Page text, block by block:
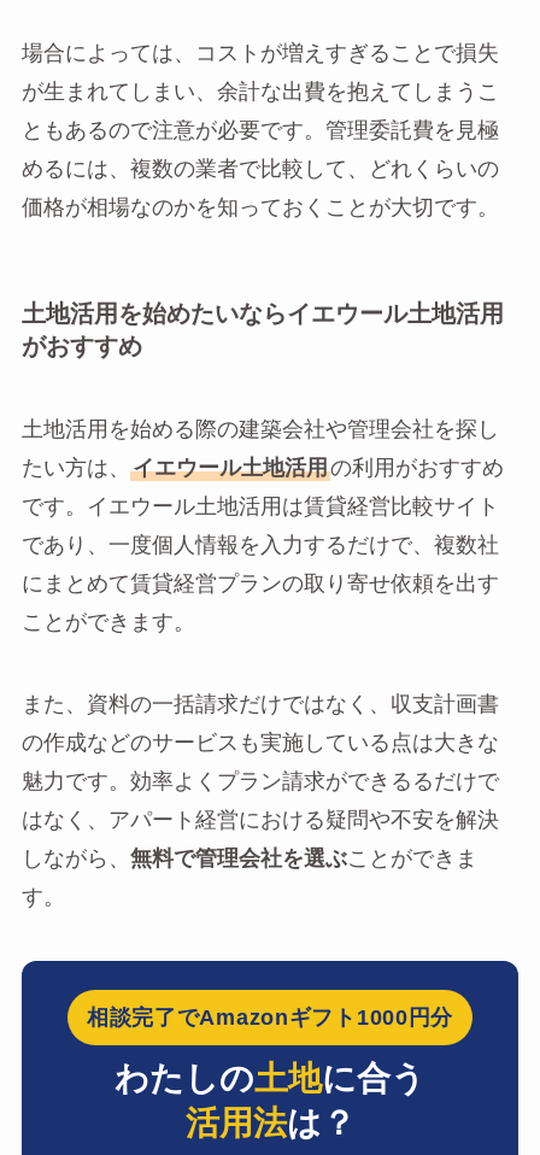
場合によっては、コストが増えすぎることで損失
が生まれてしまい、余計な出費を抱えてしまうこ
ともあるので注意が必要です。管理委託費を見極
めるには、複数の業者で比較して、どれくらいの
価格が相場なのかを知っておくことが大切です。
土地活用を始めたいならイエウール土地活用
がおすすめ
土地活用を始める際の建築会社や管理会社を探し
たい方は、
イエウール土地活用の利用がおすすめ
です。イエウール土地活用は賃貸経営比較サイト
であり、一度個人情報を入力するだけで、複数社
にまとめて賃貸経営プランの取り寄せ依頼を出す
ことができます。
また、資料の一括請求だけではなく、収支計画書
の作成などのサービスも実施している点は大きな
魅力です。効率よくプラン請求ができるるだけで
はなく、アパート経営における疑問や不安を解決
しながら、 無料で管理会社を選ぶことができま
す。
相談完了でAmazonギフト1000円分
わたしの土地に合う
活用法は？